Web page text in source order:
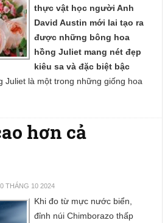
thực vật học người Anh
David Austin mới lai tạo ra
được những bông hoa
hồng Juliet mang nét đẹp
kiêu sa và đặc biệt bậc
Juliet là một trong những giống hoa
hơn cả
THÁNG 10 2024
Khi đo từ mực nước biển,
đỉnh núi Chimborazo thấp